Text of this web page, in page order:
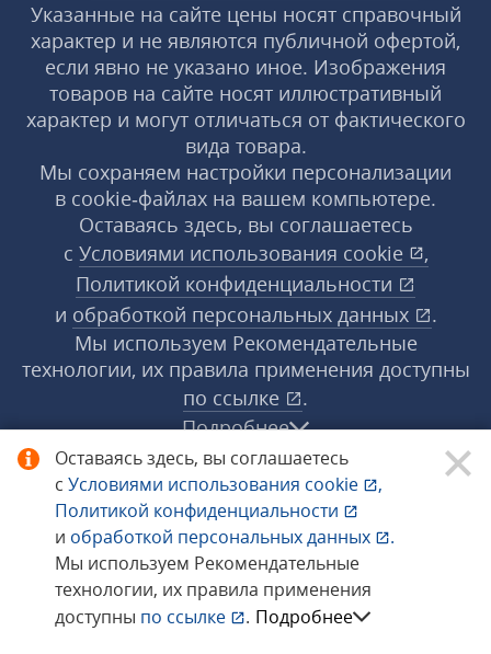
Оставаясь здесь, вы соглашаетесь
с Условиями использования cookie
,
Политикой конфиденциальности
и обработкой персональных данных
.
Мы используем Рекомендательные
технологии, их правила применения
доступны по ссылке . Подробнее
Указанные на сайте цены носят справочный
характер и не являются публичной офертой,
если явно не указано иное. Изображения
товаров на сайте носят иллюстративный
характер и могут отличаться от фактического
вида товара.
Мы сохраняем настройки персонализации
в cookie‑файлах на вашем компьютере.
Оставаясь здесь, вы соглашаетесь
с Условиями использования cookie
,
Политикой конфиденциальности
и обработкой персональных данных
.
Мы используем Рекомендательные
технологии, их правила применения доступны
по ссылке
.
Подробнее
© 1998−2026 «1С‑Рарус» ®. Все права
защищены.
Сообщить об ошибке